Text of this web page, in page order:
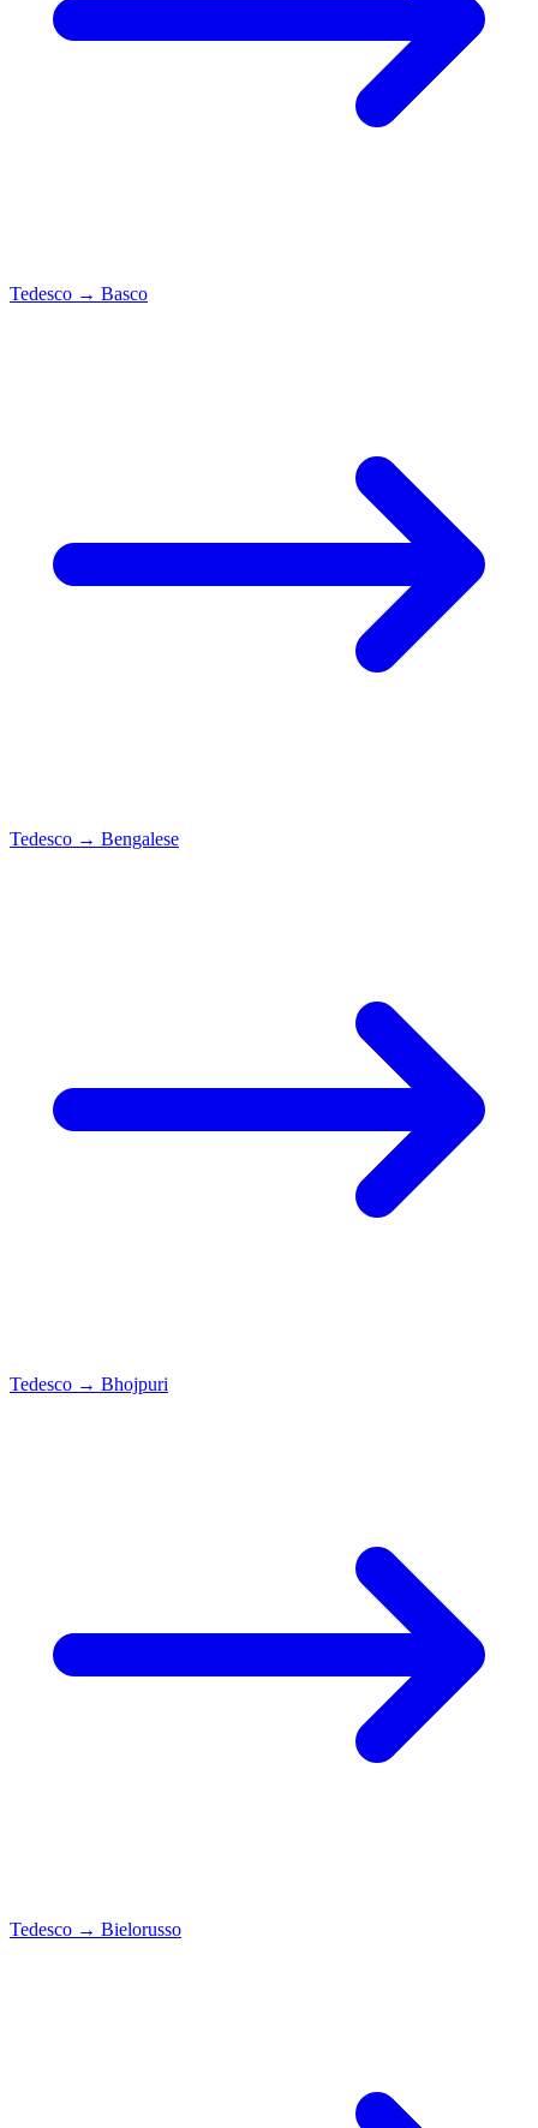
Tedesco → Basco
Tedesco → Bengalese
Tedesco → Bhojpuri
Tedesco → Bielorusso